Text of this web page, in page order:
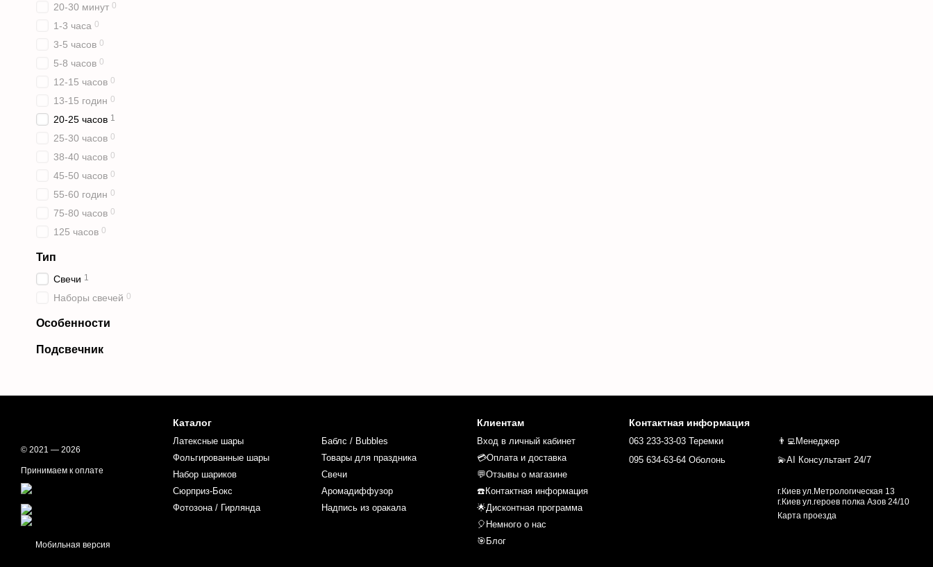
20-30 минут 0
1-3 часа 0
3-5 часов 0
5-8 часов 0
12-15 часов 0
13-15 годин 0
20-25 часов 1
25-30 часов 0
38-40 часов 0
45-50 часов 0
55-60 годин 0
75-80 часов 0
125 часов 0
Тип
Свечи 1
Наборы свечей 0
Особенности
Подсвечник
© 2021 — 2026
Принимаем к оплате
Мобильная версия
Каталог
Латексные шары
Фольгированные шары
Набор шариков
Сюрприз-Бокс
Фотозона / Гирлянда
Баблс / Bubbles
Товары для праздника
Свечи
Аромадиффузор
Надпись из оракала
Клиентам
Вход в личный кабинет
💳Оплата и доставка
💬Отзывы о магазине
☎️Контактная информация
🌟Дисконтная программа
🎈Немного о нас
🎯Блог
Контактная информация
063 233-33-03 Теремки
095 634-63-64 Оболонь
👨‍💻Менеджер
💫AI Консультант 24/7
г.Киев ул.Метрологическая 13
г.Киев ул.героев полка Азов 24/10
Карта проезда